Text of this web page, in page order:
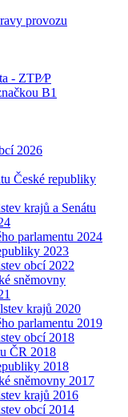
provozu
- ZTP⁄P
B1
2026
České republiky
krajů a Senátu
parlamentu 2024
2023
obcí 2022
sněmovny
krajů 2020
parlamentu 2019
obcí 2018
ČR 2018
2018
sněmovny 2017
krajů 2016
obcí 2014